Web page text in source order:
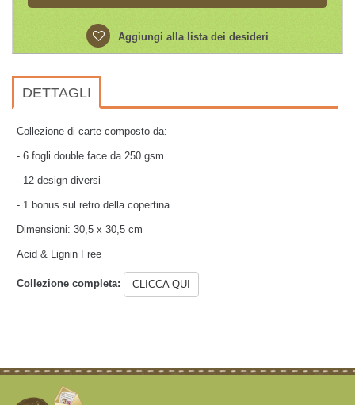
Aggiungi alla lista dei desideri
DETTAGLI
Collezione di carte composto da:
- 6 fogli double face da 250 gsm
- 12 design diversi
- 1 bonus sul retro della copertina
Dimensioni: 30,5 x 30,5 cm
Acid & Lignin Free
Collezione completa: CLICCA QUI